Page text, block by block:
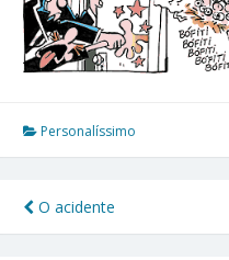
Personalíssimo
Navegação
O acidente